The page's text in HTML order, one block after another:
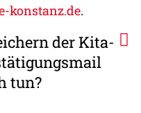
konstanz.de.
der Kita-
tun?